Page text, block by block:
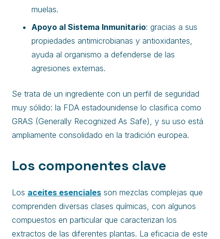
muelas.
Apoyo al Sistema Inmunitario: gracias a sus
propiedades antimicrobianas y antioxidantes,
ayuda al organismo a defenderse de las
agresiones externas.
Se trata de un ingrediente con un perfil de seguridad
muy sólido: la FDA estadounidense lo clasifica como
GRAS (Generally Recognized As Safe), y su uso está
ampliamente consolidado en la tradición europea.
Los componentes clave
Los aceites esenciales son mezclas complejas que
comprenden diversas clases químicas, con algunos
compuestos en particular que caracterizan los
extractos de las diferentes plantas. La eficacia de este